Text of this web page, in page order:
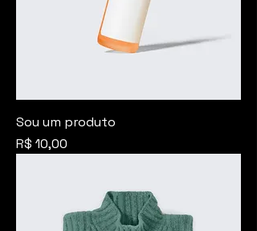
Sou um produto
Preço
R$ 10,00